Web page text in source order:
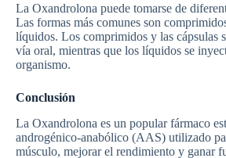
La Oxandrolona puede tomarse de
Las formas más comunes son
líquidos. Los comprimidos y las cápsulas
vía oral, mientras que los líquidos se
organismo.
Conclusión
La Oxandrolona es un popular fármaco
androgénico-anabólico (AAS) utilizado
músculo, mejorar el rendimiento y ganar